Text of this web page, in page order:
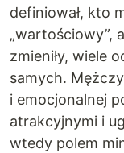
definiował, kto
„wartościowy”,
zmieniły, wiele
samych.
i emocjonalnej
atrakcyjnymi i
wtedy polem